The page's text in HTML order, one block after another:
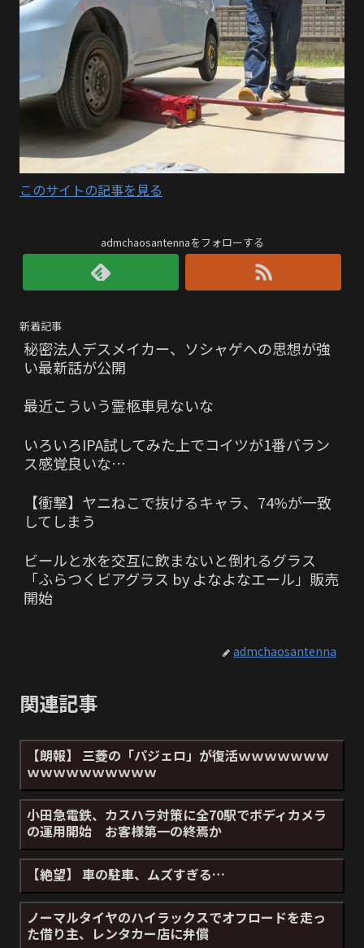
このサイトの記事を見る
admchaosantennaをフォローする
新着記事
秘密法人デスメイカー、ソシャゲへの思想が強
い最新話が公開
最近こういう霊柩車見ないな
いろいろIPA試してみた上でコイツが1番バラン
ス感覚良いな…
【衝撃】ヤニねこで抜けるキャラ、74%が一致
してしまう
ビールと水を交互に飲まないと倒れるグラス
「ふらつくビアグラス by よなよなエール」販売
開始
admchaosantenna
関連記事
【朗報】 三菱の「パジェロ」が復活ｗｗｗｗｗｗｗ
ｗｗｗｗｗｗｗｗｗｗ
小田急電鉄、カスハラ対策に全70駅でボディカメラ
の運用開始 お客様第一の終焉か
【絶望】 車の駐車、ムズすぎる…
ノーマルタイヤのハイラックスでオフロードを走っ
た借り主、レンタカー店に弁償